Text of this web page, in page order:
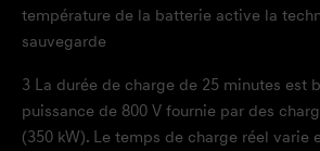
température de la batterie active la
sauvegarde
3 La durée de charge de 25 minutes est
puissance de 800 V fournie par des
(350 kW). Le temps de charge réel varie